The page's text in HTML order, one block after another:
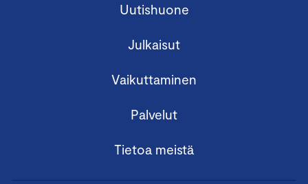
Uutishuone
Julkaisut
Vaikuttaminen
Palvelut
Tietoa meistä